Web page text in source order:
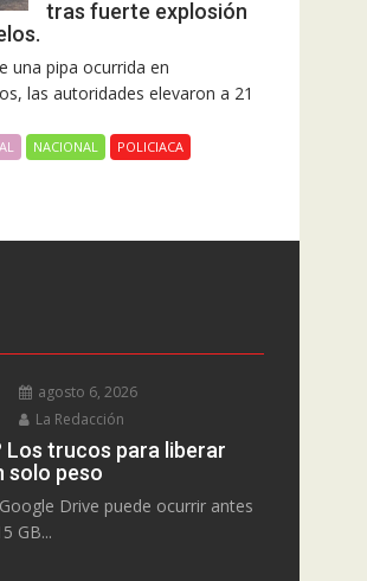
tras fuerte explosión
una pipa ocurrida en
las autoridades elevaron a 21
NACIONAL
POLICIACA
agosto 6, 2026
La Redacción
Los trucos para liberar
solo peso
Drive puede ocurrir antes
GB...